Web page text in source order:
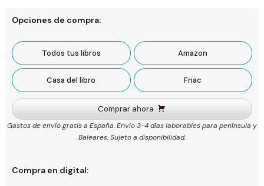
Opciones de compra:
Todos tus libros Amazon
Casa del libro Fnac
Comprar ahora
Gastos de envío gratis a España. Envío 3-4 días laborables para península y
Baleares. Sujeto a disponibilidad.
Compra en digital: